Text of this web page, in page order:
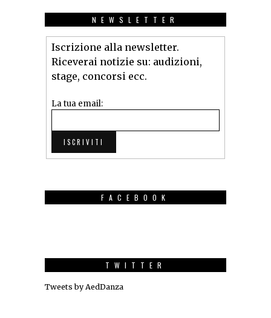
NEWSLETTER
Iscrizione alla newsletter.
Riceverai notizie su: audizioni,
stage, concorsi ecc.
La tua email:
FACEBOOK
TWITTER
Tweets by AedDanza